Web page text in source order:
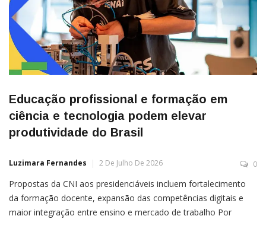
Educação profissional e formação em
ciência e tecnologia podem elevar
produtividade do Brasil
Luzimara Fernandes 2 De Julho De 2026 0
Propostas da CNI aos presidenciáveis incluem fortalecimento
da formação docente, expansão das competências digitais e
maior integração entre ensino e mercado de trabalho Por